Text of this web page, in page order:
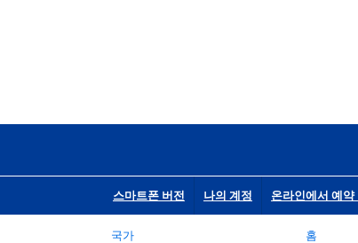
스마트폰 버전 나의 계정 온라인에서 예약
국가
홈